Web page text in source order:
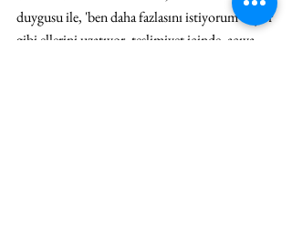
duygusu ile, 'ben daha fazlasını istiyorum' diyor
gibi ellerini uzatıyor, teslimiyet içinde, acıya